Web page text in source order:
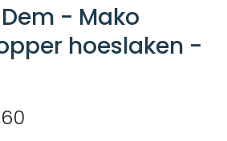
- Mako
hoeslaken -